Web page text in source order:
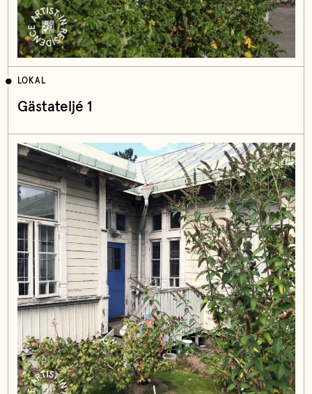
LOKAL
Gästateljé 1